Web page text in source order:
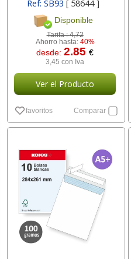
Ref: SB93[ 58644 ]
Disponible
Tarifa :4,72
Ahorro hasta: 40%
desde:2.85€
3,45 con Iva
Ver el Producto
favoritos Comparar